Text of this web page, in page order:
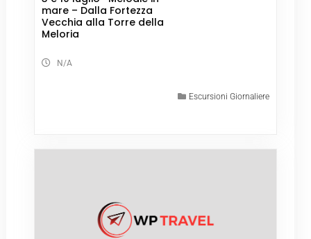
mare – Dalla Fortezza
Vecchia alla Torre della
Meloria
N/A
Escursioni Giornaliere